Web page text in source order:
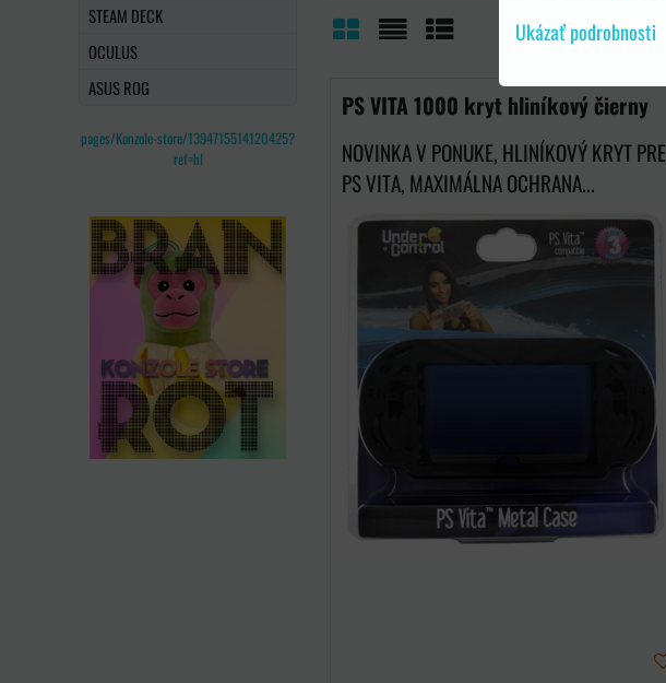
PS VITA 1000 kryt hliníkový čierny
NOVINKA V PONUKE, HLINÍKOVÝ KRYT PRE
PS VITA, MAXIMÁLNA OCHRANA...
STEAM DECK
OCULUS
ASUS ROG
pages/Konzole-store/1394715514120425?
ref=hl
Ukázať podrobnosti